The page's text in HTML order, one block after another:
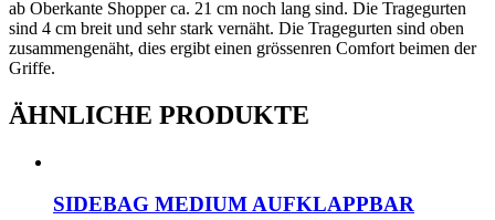
ab Oberkante Shopper ca. 21 cm noch lang sind. Die Tragegurten
sind 4 cm breit und sehr stark vernäht. Die Tragegurten sind oben
zusammengenäht, dies ergibt einen grössenren Comfort beimen der
Griffe.
ÄHNLICHE PRODUKTE
SIDEBAG MEDIUM AUFKLAPPBAR